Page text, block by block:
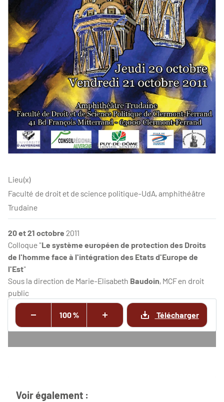
Lieu(x)
Faculté de droit et de science politique-UdA, amphithéâtre
Trudaine
20 et 21 octobre 2011
Colloque "Le système européen de protection des Droits
de l'homme face à l'intégration des Etats d'Europe de
l'Est"
Sous la direction de Marie-Elisabeth Baudoin, MCF en droit
public
100 % Télécharger
Voir également :